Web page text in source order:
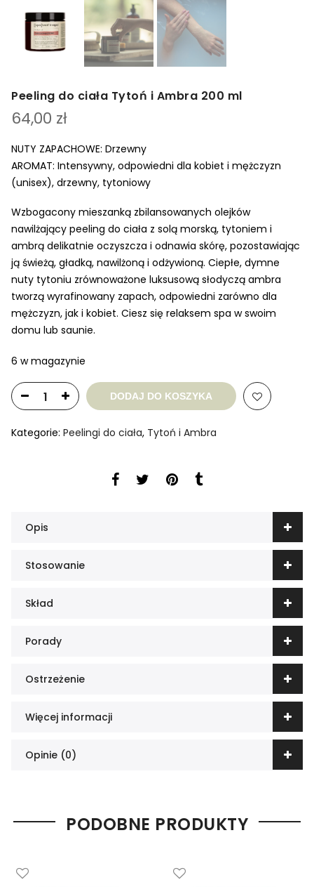
Peeling do ciała Tytoń i Ambra 200 ml
64,00 zł
NUTY ZAPACHOWE: Drzewny
AROMAT: Intensywny, odpowiedni dla kobiet i mężczyzn
(unisex), drzewny, tytoniowy
Wzbogacony mieszanką zbilansowanych olejków
nawilżający peeling do ciała z solą morską, tytoniem i
ambrą delikatnie oczyszcza i odnawia skórę, pozostawiając
ją świeżą, gładką, nawilżoną i odżywioną. Ciepłe, dymne
nuty tytoniu zrównoważone luksusową słodyczą ambra
tworzą wyrafinowany zapach, odpowiedni zarówno dla
mężczyzn, jak i kobiet. Ciesz się relaksem spa w swoim
domu lub saunie.
6 w magazynie
DODAJ DO KOSZYKA
Kategorie: Peelingi do ciała, Tytoń i Ambra
Opis
Stosowanie
Skład
Porady
Ostrzeżenie
Więcej informacji
Opinie (0)
PODOBNE PRODUKTY